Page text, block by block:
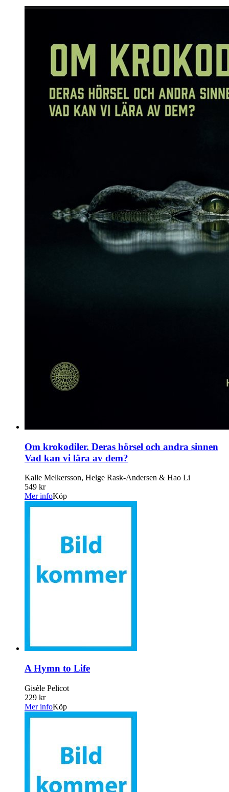
Om krokodiler. Deras hörsel och andra sinnen
Vad kan vi lära av dem?
Kalle Melkersson, Helge Rask-Andersen & Hao Li
549 kr
Mer infoKöp
A Hymn to Life
Gisèle Pelicot
229 kr
Mer infoKöp